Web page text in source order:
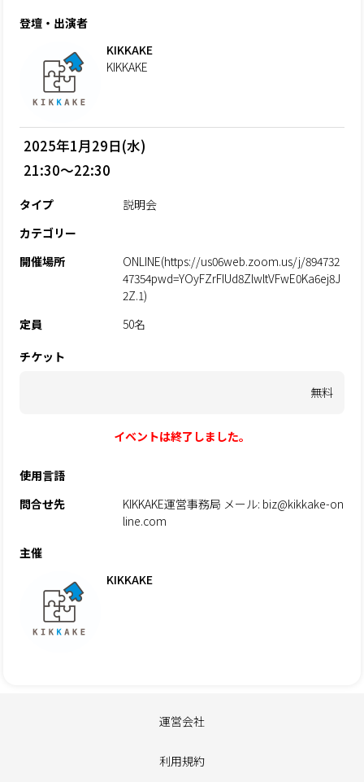
登壇・出演者
KIKKAKE
KIKKAKE
2025年1月29日(水)
21:30～22:30
タイプ
説明会
カテゴリー
開催場所
ONLINE(https://us06web.zoom.us/j/894732
47354pwd=YOyFZrFIUd8ZlwltVFwE0Ka6ej8J
2Z.1)
定員
50名
チケット
無料
イベントは終了しました。
使用言語
問合せ先
KIKKAKE運営事務局 メール: biz@kikkake-on
line.com
主催
KIKKAKE
運営会社
利用規約